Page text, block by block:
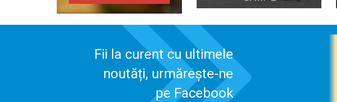
Fii la curent cu ultimele
noutăți, urmărește-ne
pe Facebook